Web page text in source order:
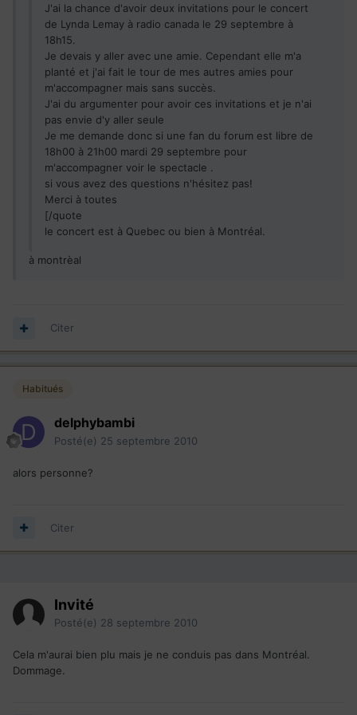
J'ai la chance d'avoir deux invitations pour le concert
de Lynda Lemay à radio canada le 29 septembre à
18h15.
Je devais y aller avec une amie. Cependant elle m'a
planté et j'ai fait le tour de mes autres amies pour
m'accompagner mais sans succès.
J'ai du argumenter pour avoir ces invitations et je n'ai
pas envie d'y aller seule
Je me demande donc si une fan du forum est libre de
18h00 à 21h00 mardi 29 septembre pour
m'accompagner voir le spectacle .
si vous avez des questions n'hésitez pas!
Merci à toutes
[/quote
le concert est à Quebec ou bien à Montréal.
à montrèal
Citer
Habitués
delphybambi
Posté(e) 25 septembre 2010
alors personne?
Citer
Invité
Posté(e) 28 septembre 2010
Cela m'aurai bien plu mais je ne conduis pas dans Montréal.
Dommage.